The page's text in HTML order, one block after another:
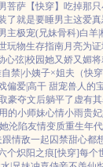
菩萨 【快穿】吃掉那
了就是要睡男主这爱
主极宠(兄妹骨科)白羊|
玩物生存指南月亮为证
心弦|校园她又娇又媚将
禁|小姨子×姐夫 （快
偏爱|高干 甜宠兽人的
豪夺文后躺平了 虚有
的小师妹心情小雨贵
沦陷友情变质重生年
跟情敌一起囚禁甜心都
个炽阳之痕 [快穿]每个